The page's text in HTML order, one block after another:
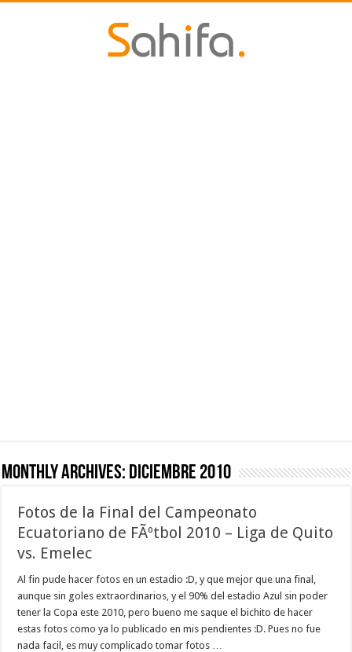
Monthly Archives: diciembre 2010
Fotos de la Final del Campeonato
Ecuatoriano de FÃºtbol 2010 – Liga de Quito
vs. Emelec
Al fin pude hacer fotos en un estadio :D, y que mejor que una final,
aunque sin goles extraordinarios, y el 90% del estadio Azul sin poder
tener la Copa este 2010, pero bueno me saque el bichito de hacer
estas fotos como ya lo publicado en mis pendientes :D. Pues no fue
nada facil, es muy complicado tomar fotos …